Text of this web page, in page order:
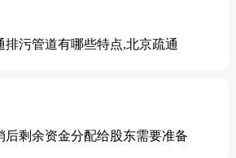
排污管道有哪些特点,北京疏通
后剩余资金分配给股东需要准备